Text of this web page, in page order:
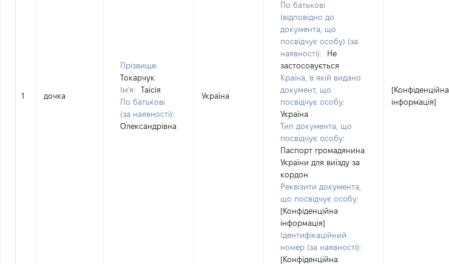
1 дочка
Прізвище:
Токарчук
Ім'я:
Таїсія
По батькові
(за наявності):
Олександрівна
Україна
По батькові
(відповідно до
документа, що
посвідчує особу) (за
наявності):
Не
застосовується
Країна, в якій видано
документ, що
посвідчує особу:
Україна
Тип документа, що
посвідчує особу:
Паспорт громадянина
України для виїзду за
кордон
Реквізити документа,
що посвідчує особу:
[Конфіденційна
інформація]
Ідентифікаційний
номер (за наявності):
[Конфіденційна
[Конфіденційна
інформація]